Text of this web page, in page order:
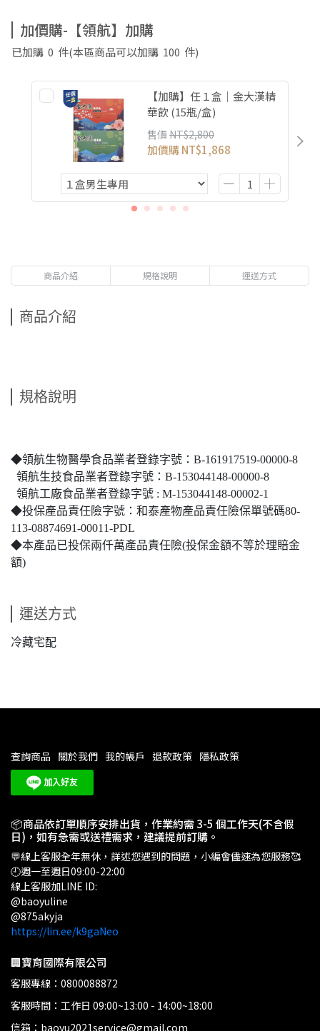
加價購-【領航】加購
已加購 0 件(本區商品可以加購 100 件)
【加購】任１盒｜金大漢精
華飲 (15瓶/盒)
售價 NT$2,800
加價購NT$1,868
商品介紹 規格說明 運送方式
商品介紹
規格說明
◆領航生物醫學食品業者登錄字號：B-161917519-00000-8
領航生技食品業者登錄字號：B-153044148-00000-8
領航工廠食品業者登錄字號 : M-153044148-00002-1
◆投保產品責任險字號：和泰產物產品責任險保單號碼80-
113-08874691-00011-PDL
◆本產品已投保兩仟萬產品責任險(投保金額不等於理賠金
額)
運送方式
冷藏宅配
查詢商品 關於我們 我的帳戶 退款政策 隱私政策
📦商品依訂單順序安排出貨，作業約需 3-5 個工作天(不含假
日)，如有急需或送禮需求，建議提前訂購。
💬線上客服全年無休，詳述您遇到的問題，小編會儘速為您服務🥰
🕘週一至週日09:00-22:00
線上客服加LINE ID:
@baoyuline
@875akyja
https://lin.ee/k9gaNeo
🏢寶育國際有限公司
客服專線：0800088872
客服時間：工作日 09:00~13:00 - 14:00~18:00
信箱：baoyu2021service@gmail.com